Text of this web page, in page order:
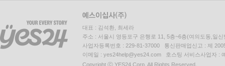
대표 : 김석환, 최세라
주소 : 서울시 영등포구 은행로 11, 5층~6층(여의도동,일신
사업자등록번호 : 229-81-37000 통신판매업신고 : 제
이메일 : yes24help@yes24.com 호스팅 서비스사업자 :
Copyright ⓒ YES24 Corp. All Rights Reserved.